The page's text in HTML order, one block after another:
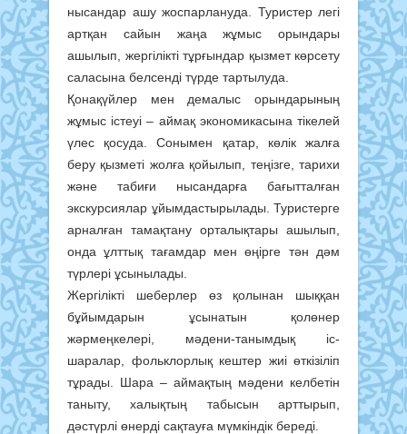
нысандар ашу жоспарлануда. Туристер легі
артқан сайын жаңа жұмыс орындары
ашылып, жергілікті тұрғындар қызмет көрсету
саласына белсенді түрде тартылуда.
Қонақүйлер мен демалыс орындарының
жұмыс істеуі – аймақ экономикасына тікелей
үлес қосуда. Сонымен қатар, көлік жалға
беру қызметі жолға қойылып, теңізге, тарихи
және табиғи нысандарға бағытталған
экскурсиялар ұйымдастырылады. Туристерге
арналған тамақтану орталықтары ашылып,
онда ұлттық тағамдар мен өңірге тән дәм
түрлері ұсынылады.
Жергілікті шеберлер өз қолынан шыққан
бұйымдарын ұсынатын қолөнер
жәрмеңкелері, мәдени-танымдық іс-
шаралар, фольклорлық кештер жиі өткізіліп
тұрады. Шара – аймақтың мәдени келбетін
таныту, халықтың табысын арттырып,
дәстүрлі өнерді сақтауға мүмкіндік береді.